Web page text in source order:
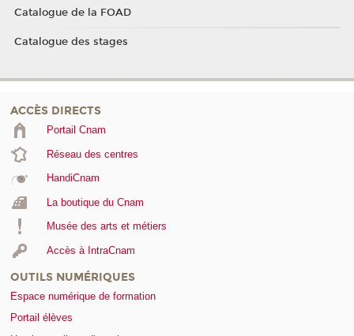
Catalogue de la FOAD
Catalogue des stages
ACCÈS DIRECTS
Portail Cnam
Réseau des centres
HandiCnam
La boutique du Cnam
Musée des arts et métiers
Accès à IntraCnam
OUTILS NUMÉRIQUES
Espace numérique de formation
Portail élèves